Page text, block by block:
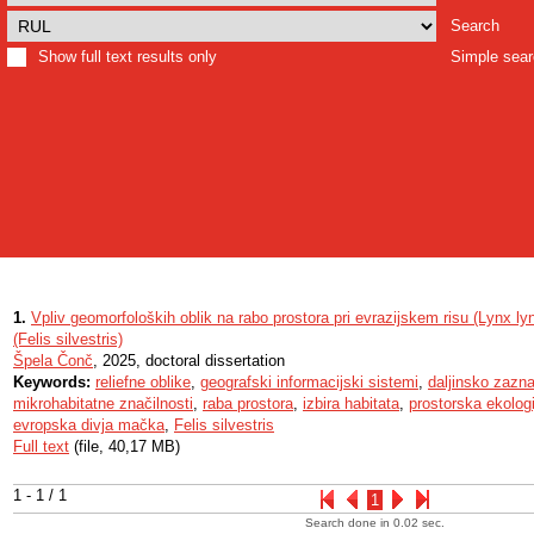
Search
Show full text results only
Simple
1 - 1 / 1 1
1. Vpliv geomorfoloških oblik na rabo prostora pri evrazijskem risu (Lynx
(Felis silvestris)
Špela Čonč, 2025, doctoral dissertation
Keywords: reliefne oblike, geografski informacijski sistemi, daljinsko
mikrohabitatne značilnosti, raba prostora, izbira habitata, prostorska
evropska divja mačka, Felis silvestris
Full text (file, 40,17 MB)
Search done in 0.02 sec.